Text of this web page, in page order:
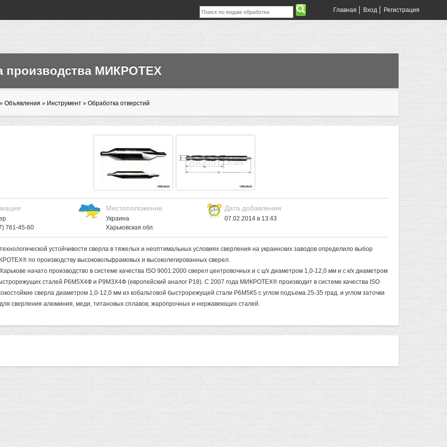
Главная Вход Регистрация
производства МИКРОТЕХ
Объявления » Инструмент » Обработка отверстий
761-45-60
Местоположение
Украина
Харьковская обл.
Дата добавления
07.02.2014 в 13:43
устойчивости сверла в тяжелых и неоптимальных условиях сверления на украинских заводов определило выбор
по производству высоковольфрамовых и высоколегированных сверел.
начато производство в системе качества ISO 9001:2000 сверел центровочных и с ц/х диаметром 1,0-12,0 мм и с к/х диаметром
сталей Р6М5Х4Ф и Р9М3Х4Ф (европейский аналог Р18). С 2007 года МИКРОТЕХ® производит в системе качества ISO
сверла диаметром 1,0-12,0 мм из кобальтовой быстрорежущей стали Р6М5К5 с углом подъема 25-35 град. и углом заточки
сверления алюминия, меди, титановых сплавов, жаропрочных и нержавеющих сталей.